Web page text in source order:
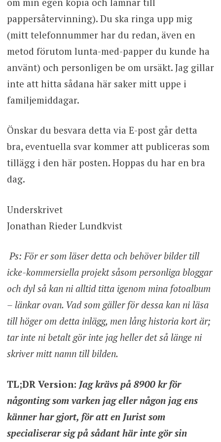
pappersåtervinning). Du ska ringa upp mig
(mitt telefonnummer har du redan, även en
metod förutom lunta-med-papper du kunde ha
använt) och personligen be om ursäkt. Jag gillar
inte att hitta sådana här saker mitt uppe i
familjemiddagar.
Önskar du besvara detta via E-post går detta
bra, eventuella svar kommer att publiceras som
tillägg i den här posten. Hoppas du har en bra
dag.
Underskrivet
Jonathan Rieder Lundkvist
Ps: För er som läser detta och behöver bilder till
icke-kommersiella projekt såsom personliga bloggar
och dyl så kan ni alltid titta igenom mina fotoalbum
– länkar ovan. Vad som gäller för dessa kan ni läsa
till höger om detta inlägg, men lång historia kort är;
tar inte ni betalt gör inte jag heller det så länge ni
skriver mitt namn till bilden.
TL;DR Version: Jag krävs på 8900 kr för
någonting som varken jag eller någon jag ens
känner har gjort, för att en Jurist som
specialiserar sig på sådant här inte gör sin